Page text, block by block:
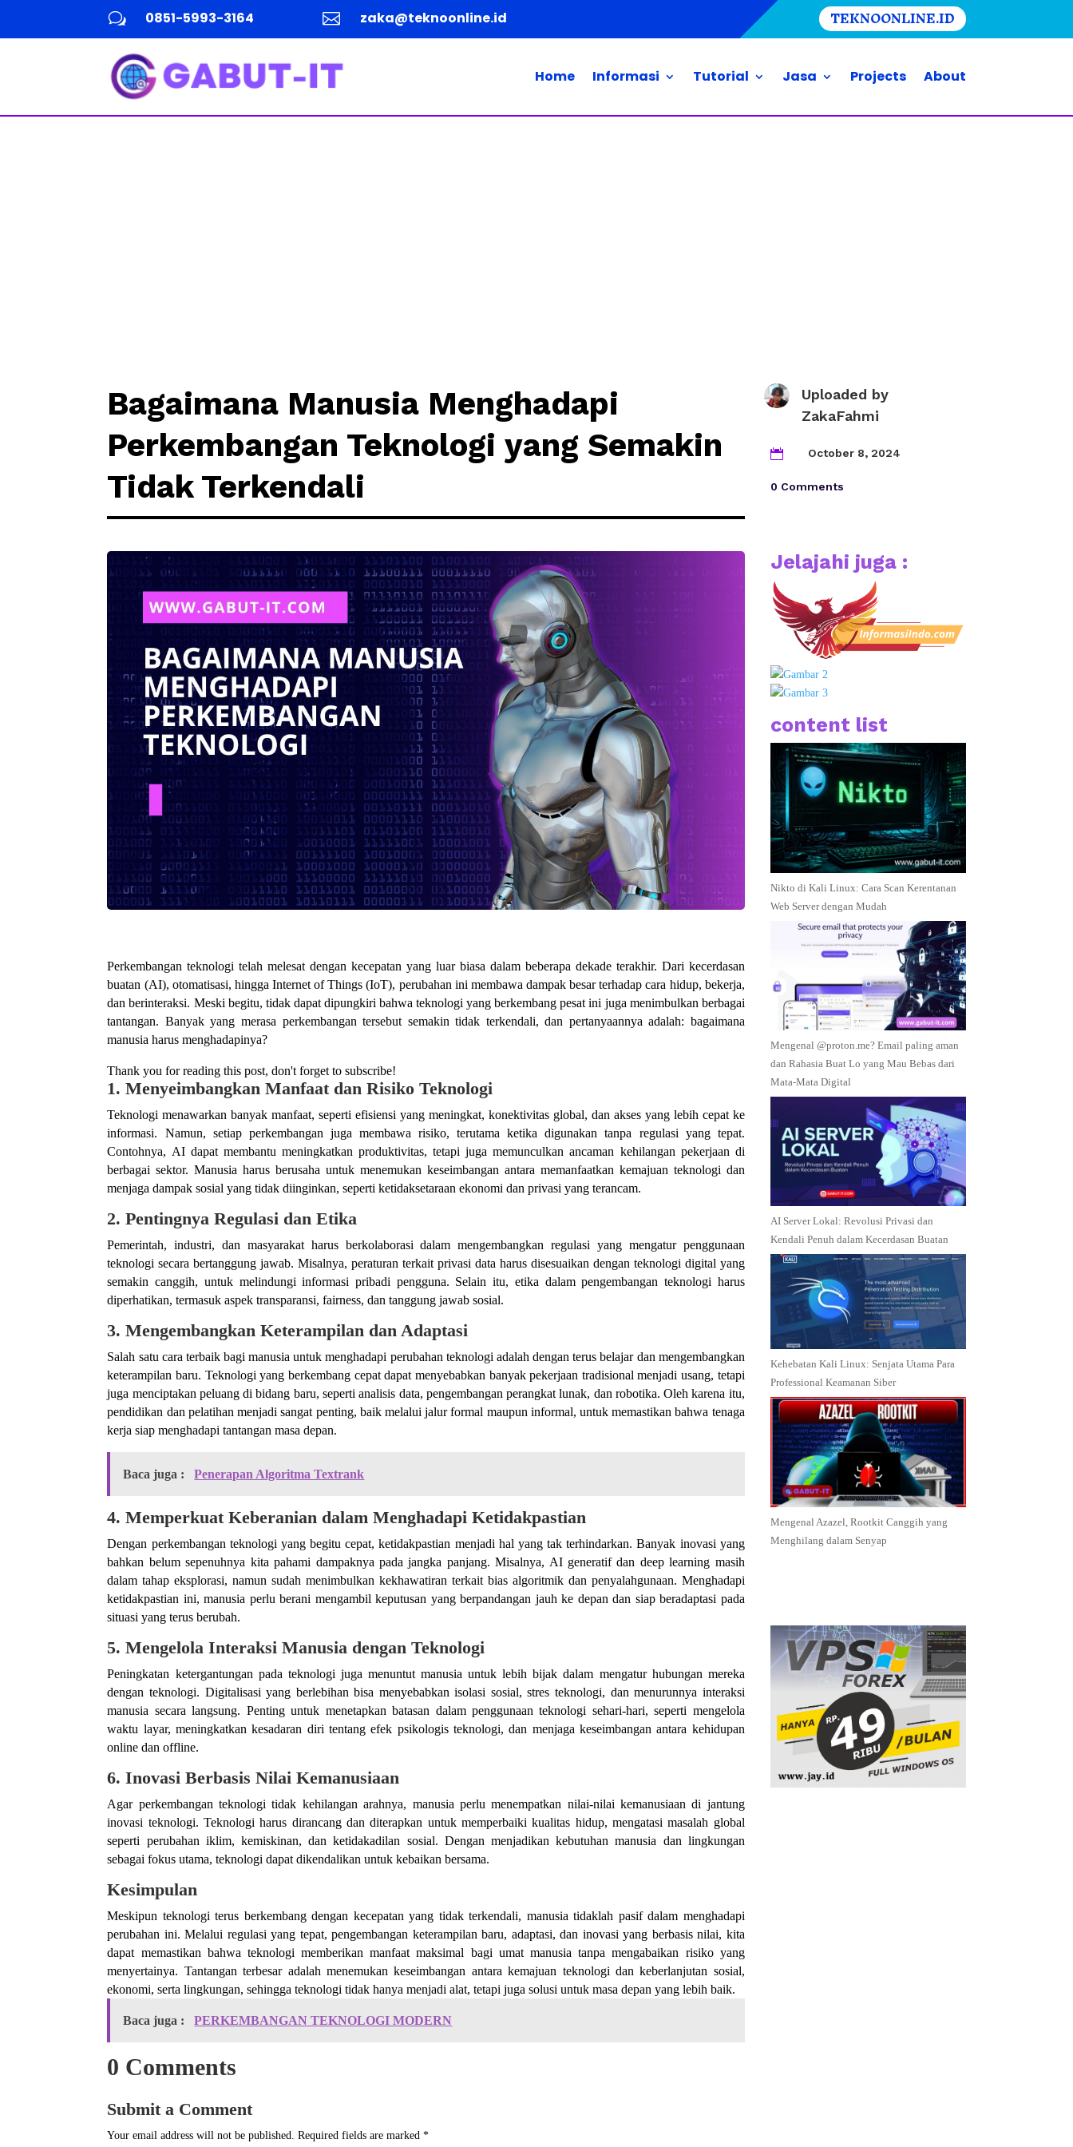
w 0851-5993-3164  zaka@teknoonline.id TEKNOONLINE.ID
Home Informasi Tutorial Jasa Projects About
Bagaimana Manusia Menghadapi
Perkembangan Teknologi yang Semakin
Tidak Terkendali
Uploaded by
ZakaFahmi
 October 8, 2024
0 Comments
Perkembangan teknologi telah melesat dengan kecepatan yang luar biasa dalam beberapa dekade terakhir. Dari kecerdasan
buatan (AI), otomatisasi, hingga Internet of Things (IoT), perubahan ini membawa dampak besar terhadap cara hidup, bekerja,
dan berinteraksi. Meski begitu, tidak dapat dipungkiri bahwa teknologi yang berkembang pesat ini juga menimbulkan berbagai
tantangan. Banyak yang merasa perkembangan tersebut semakin tidak terkendali, dan pertanyaannya adalah: bagaimana
manusia harus menghadapinya?
Thank you for reading this post, don't forget to subscribe!
1.Menyeimbangkan Manfaat dan Risiko Teknologi
Teknologi menawarkan banyak manfaat, seperti efisiensi yang meningkat, konektivitas global, dan akses yang lebih cepat ke
informasi. Namun, setiap perkembangan juga membawa risiko, terutama ketika digunakan tanpa regulasi yang tepat.
Contohnya, AI dapat membantu meningkatkan produktivitas, tetapi juga memunculkan ancaman kehilangan pekerjaan di
berbagai sektor. Manusia harus berusaha untuk menemukan keseimbangan antara memanfaatkan kemajuan teknologi dan
menjaga dampak sosial yang tidak diinginkan, seperti ketidaksetaraan ekonomi dan privasi yang terancam.
2.Pentingnya Regulasi dan Etika
Pemerintah, industri, dan masyarakat harus berkolaborasi dalam mengembangkan regulasi yang mengatur penggunaan
teknologi secara bertanggung jawab. Misalnya, peraturan terkait privasi data harus disesuaikan dengan teknologi digital yang
semakin canggih, untuk melindungi informasi pribadi pengguna. Selain itu, etika dalam pengembangan teknologi harus
diperhatikan, termasuk aspek transparansi, fairness, dan tanggung jawab sosial.
3.Mengembangkan Keterampilan dan Adaptasi
Salah satu cara terbaik bagi manusia untuk menghadapi perubahan teknologi adalah dengan terus belajar dan mengembangkan
keterampilan baru. Teknologi yang berkembang cepat dapat menyebabkan banyak pekerjaan tradisional menjadi usang, tetapi
juga menciptakan peluang di bidang baru, seperti analisis data, pengembangan perangkat lunak, dan robotika. Oleh karena itu,
pendidikan dan pelatihan menjadi sangat penting, baik melalui jalur formal maupun informal, untuk memastikan bahwa tenaga
kerja siap menghadapi tantangan masa depan.
Baca juga : Penerapan Algoritma Textrank
4.Memperkuat Keberanian dalam Menghadapi Ketidakpastian
Dengan perkembangan teknologi yang begitu cepat, ketidakpastian menjadi hal yang tak terhindarkan. Banyak inovasi yang
bahkan belum sepenuhnya kita pahami dampaknya pada jangka panjang. Misalnya, AI generatif dan deep learning masih
dalam tahap eksplorasi, namun sudah menimbulkan kekhawatiran terkait bias algoritmik dan penyalahgunaan. Menghadapi
ketidakpastian ini, manusia perlu berani mengambil keputusan yang berpandangan jauh ke depan dan siap beradaptasi pada
situasi yang terus berubah.
5.Mengelola Interaksi Manusia dengan Teknologi
Peningkatan ketergantungan pada teknologi juga menuntut manusia untuk lebih bijak dalam mengatur hubungan mereka
dengan teknologi. Digitalisasi yang berlebihan bisa menyebabkan isolasi sosial, stres teknologi, dan menurunnya interaksi
manusia secara langsung. Penting untuk menetapkan batasan dalam penggunaan teknologi sehari-hari, seperti mengelola
waktu layar, meningkatkan kesadaran diri tentang efek psikologis teknologi, dan menjaga keseimbangan antara kehidupan
online dan offline.
6.Inovasi Berbasis Nilai Kemanusiaan
Agar perkembangan teknologi tidak kehilangan arahnya, manusia perlu menempatkan nilai-nilai kemanusiaan di jantung
inovasi teknologi. Teknologi harus dirancang dan diterapkan untuk memperbaiki kualitas hidup, mengatasi masalah global
seperti perubahan iklim, kemiskinan, dan ketidakadilan sosial. Dengan menjadikan kebutuhan manusia dan lingkungan
sebagai fokus utama, teknologi dapat dikendalikan untuk kebaikan bersama.
Kesimpulan
Meskipun teknologi terus berkembang dengan kecepatan yang tidak terkendali, manusia tidaklah pasif dalam menghadapi
perubahan ini. Melalui regulasi yang tepat, pengembangan keterampilan baru, adaptasi, dan inovasi yang berbasis nilai, kita
dapat memastikan bahwa teknologi memberikan manfaat maksimal bagi umat manusia tanpa mengabaikan risiko yang
menyertainya. Tantangan terbesar adalah menemukan keseimbangan antara kemajuan teknologi dan keberlanjutan sosial,
ekonomi, serta lingkungan, sehingga teknologi tidak hanya menjadi alat, tetapi juga solusi untuk masa depan yang lebih baik.
Baca juga : PERKEMBANGAN TEKNOLOGI MODERN
0 Comments
Submit a Comment
Your email address will not be published. Required fields are marked*
Jelajahi juga :
content list
Nikto di Kali Linux: Cara Scan Kerentanan
Web Server dengan Mudah
Mengenal @proton.me? Email paling aman
dan Rahasia Buat Lo yang Mau Bebas dari
Mata-Mata Digital
AI Server Lokal: Revolusi Privasi dan
Kendali Penuh dalam Kecerdasan Buatan
Kehebatan Kali Linux: Senjata Utama Para
Professional Keamanan Siber
Mengenal Azazel, Rootkit Canggih yang
Menghilang dalam Senyap